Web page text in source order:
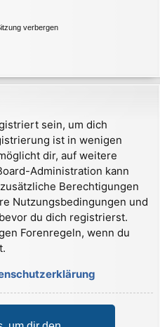
verbergen
sein, um dich
ist in wenigen
dir, auf weitere
Administration kann
Berechtigungen
Nutzungsbedingungen und
du dich registrierst.
Forenregeln, wenn du